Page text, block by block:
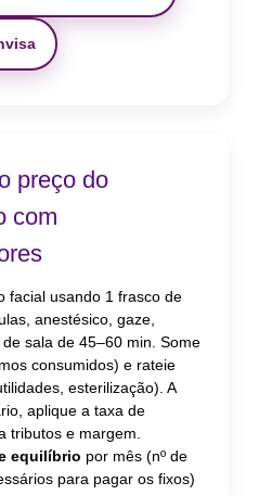
preço do
com
facial usando 1 frasco de
anestésico, gaze,
sala de 45–60 min. Some
consumidos) e rateie
esterilização). A
aplique a taxa de
tributos e margem.
equilíbrio por mês (nº de
para pagar os fixos)